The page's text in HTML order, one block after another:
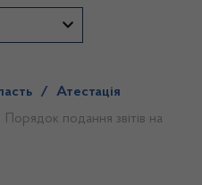
/
Атестація
Порядок подання звітів на